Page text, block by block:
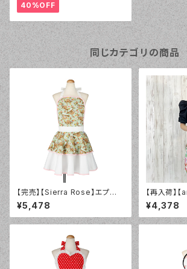
40%OFF
同じカテゴリの商品
【完売】【Sierra Rose】エプロ
ン Sloth ダブル ヴィンテージ
¥5,478
【再入荷】
ドフラワー
¥4,378